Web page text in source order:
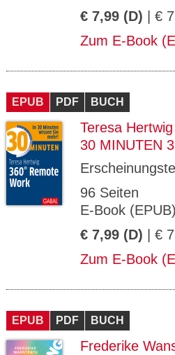
€ 7,99 (D) | €
Zum E-Book
EPUB PDF BUCH
Teresa Hertwig
30 MINUTEN
96 Seiten
E-Book
€ 7,99 (D) | €
Zum E-Book
EPUB PDF BUCH
Frederike